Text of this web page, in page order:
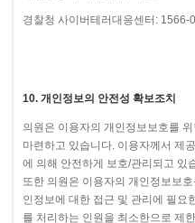
경찰청 사이버테러대응센터:
10. 개인정보의 안전성 확보조치
의원은 이용자의 개인정보보호를
마련하고 있습니다. 이용자께서 제
에 의해 안전하게 보호/관리되고 있
또한 의원은 이용자의 개인정보보
인정보에 대한 접근 및 관리에 필요
를 처리하는 인원을 최소한으로 제